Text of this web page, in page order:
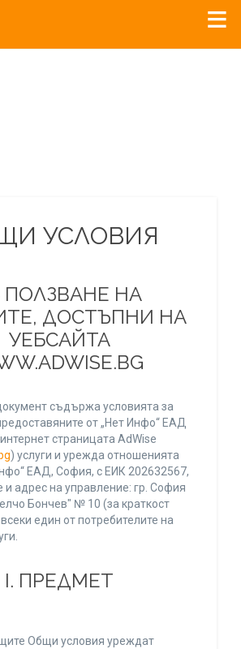
УСЛОВИЯ
ПОЛЗВАНЕ НА
ДОСТЪПНИ НА
УЕБСАЙТА
съдържа условията за
от „Нет Инфо“ ЕАД
страницата AdWise
) услуги и урежда отношенията
ЕАД, София, с ЕИК 202632567,
адрес на управление: гр. София
Бончев" № 10 (за краткост
един от потребителите на
І. ПРЕДМЕТ
Общи условия уреждат